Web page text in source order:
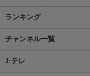
ランキング
チャンネル一覧
J:テレ